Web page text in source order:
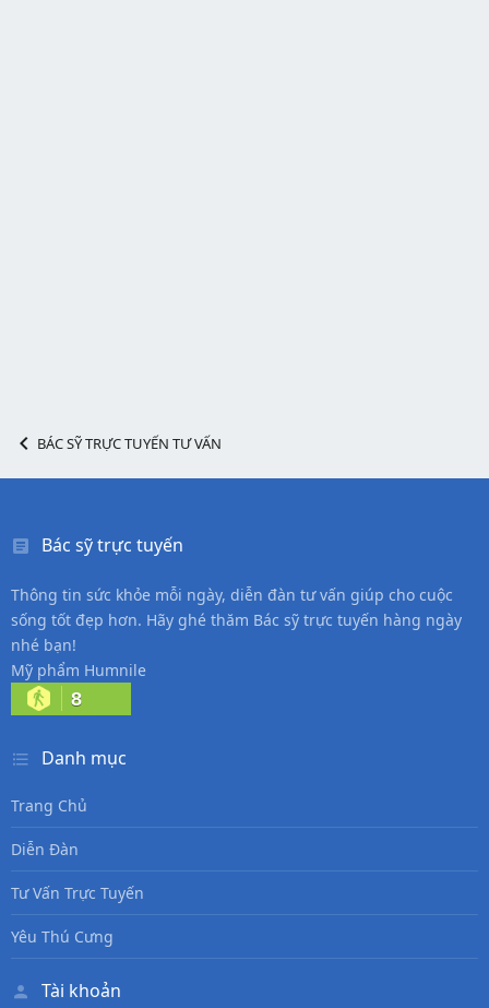
BÁC SỸ TRỰC TUYẾN TƯ VẤN
Bác sỹ trực tuyến
Thông tin sức khỏe mỗi ngày, diễn đàn tư vấn giúp cho cuộc
sống tốt đẹp hơn. Hãy ghé thăm Bác sỹ trực tuyến hàng ngày
nhé bạn!
Mỹ phẩm Humnile
8
Danh mục
Trang Chủ
Diễn Đàn
Tư Vấn Trực Tuyến
Yêu Thú Cưng
Tài khoản